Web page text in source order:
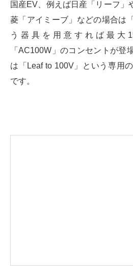
国産EV、例えば日産「リーフ」
菱「アイミーブ」などの場合は
う器具を用意すれば最大
「AC100W」のコンセントが登
は「Leaf to 100V」という専用
です。